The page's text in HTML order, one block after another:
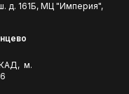
д. 161Б, МЦ "Империя",
м.